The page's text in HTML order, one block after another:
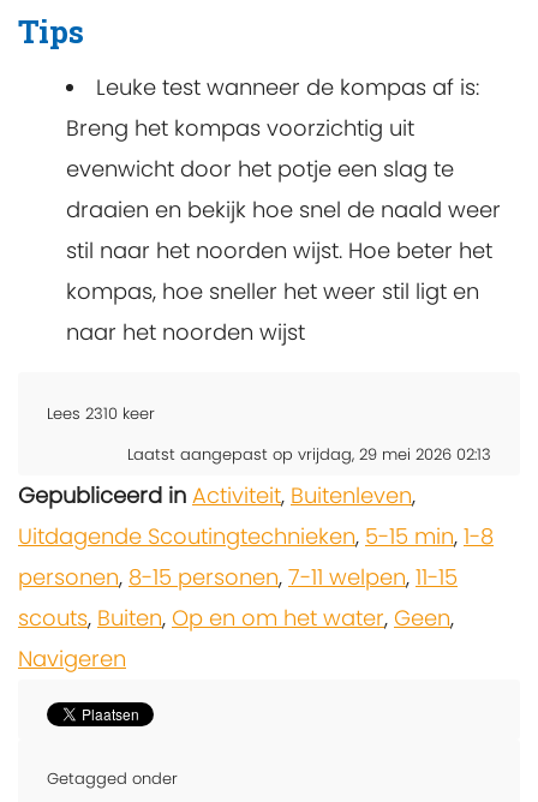
Tips
Leuke test wanneer de kompas af is:
Breng het kompas voorzichtig uit
evenwicht door het potje een slag te
draaien en bekijk hoe snel de naald weer
stil naar het noorden wijst. Hoe beter het
kompas, hoe sneller het weer stil ligt en
naar het noorden wijst
Lees 2310 keer
Laatst aangepast op vrijdag, 29 mei 2026 02:13
Gepubliceerd in Activiteit, Buitenleven,
Uitdagende Scoutingtechnieken, 5-15 min, 1-8
personen, 8-15 personen, 7-11 welpen, 11-15
scouts, Buiten, Op en om het water, Geen,
Navigeren
Getagged onder